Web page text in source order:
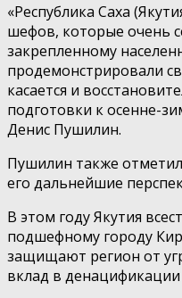
«Республика Саха
шефов, которые очень
закрепленному
продемонстрировали
касается и
подготовки к осенне-
Денис Пушилин.
Пушилин также
его дальнейшие
В этом году Якутия
подшефному городу
защищают регион от
вклад в